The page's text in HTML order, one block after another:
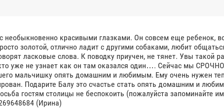
красивыми глазками. Он совсем еще ребенок,
золотой, отлично ладит с другими собаками, любит
ласковые слова. К поводку приучен, не тянет. Увы такой
уже не узнает как он там оказался один…. Сейчас мы
мальчишку опять домашним и любимым. Ему очень нужен
Подарите Балу это счастье стать опять домашним и
гостям столицы не беспокоить (пожалуйста запоминайте
(Ирина)